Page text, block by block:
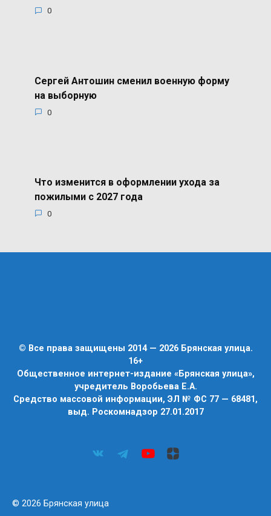
0
Сергей Антошин сменил военную форму
на выборную
0
Что изменится в оформлении ухода за
пожилыми с 2027 года
0
© Все права защищены 2014 — 2026 Брянская улица.
16+
Общественное интернет-издание «Брянская улица»,
учредитель Воробьева Е.А.
Средство массовой информации, ЭЛ № ФС 77 — 68481,
выд. Роскомнадзор 27.01.2017
© 2026 Брянская улица